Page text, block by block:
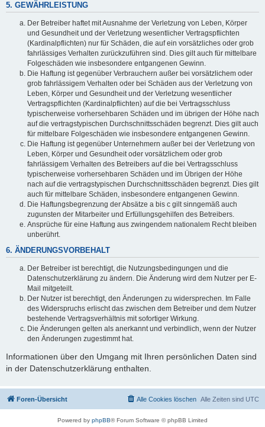
5. GEWÄHRLEISTUNG
Der Betreiber haftet mit Ausnahme der Verletzung von Leben, Körper
und Gesundheit und der Verletzung wesentlicher Vertragspflichten
(Kardinalpflichten) nur für Schäden, die auf ein vorsätzliches oder grob
fahrlässiges Verhalten zurückzuführen sind. Dies gilt auch für mittelbare
Folgeschäden wie insbesondere entgangenen Gewinn.
Die Haftung ist gegenüber Verbrauchern außer bei vorsätzlichem oder
grob fahrlässigem Verhalten oder bei Schäden aus der Verletzung von
Leben, Körper und Gesundheit und der Verletzung wesentlicher
Vertragspflichten (Kardinalpflichten) auf die bei Vertragsschluss
typischerweise vorhersehbaren Schäden und im übrigen der Höhe nach
auf die vertragstypischen Durchschnittsschäden begrenzt. Dies gilt auch
für mittelbare Folgeschäden wie insbesondere entgangenen Gewinn.
Die Haftung ist gegenüber Unternehmern außer bei der Verletzung von
Leben, Körper und Gesundheit oder vorsätzlichem oder grob
fahrlässigem Verhalten des Betreibers auf die bei Vertragsschluss
typischerweise vorhersehbaren Schäden und im Übrigen der Höhe
nach auf die vertragstypischen Durchschnittsschäden begrenzt. Dies gilt
auch für mittelbare Schäden, insbesondere entgangenen Gewinn.
Die Haftungsbegrenzung der Absätze a bis c gilt sinngemäß auch
zugunsten der Mitarbeiter und Erfüllungsgehilfen des Betreibers.
Ansprüche für eine Haftung aus zwingendem nationalem Recht bleiben
unberührt.
6. ÄNDERUNGSVORBEHALT
Der Betreiber ist berechtigt, die Nutzungsbedingungen und die
Datenschutzerklärung zu ändern. Die Änderung wird dem Nutzer per E-
Mail mitgeteilt.
Der Nutzer ist berechtigt, den Änderungen zu widersprechen. Im Falle
des Widerspruchs erlischt das zwischen dem Betreiber und dem Nutzer
bestehende Vertragsverhältnis mit sofortiger Wirkung.
Die Änderungen gelten als anerkannt und verbindlich, wenn der Nutzer
den Änderungen zugestimmt hat.
Informationen über den Umgang mit Ihren persönlichen Daten sind
in der Datenschutzerklärung enthalten.
Foren-Übersicht Alle Zeiten sind UTC
Alle Cookies löschen
Powered by phpBB® Forum Software © phpBB Limited